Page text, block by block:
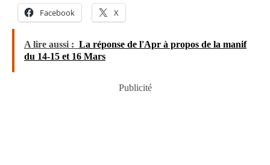
Facebook X
A lire aussi : La réponse de l'Apr à propos de la manif
du 14-15 et 16 Mars
Publicité